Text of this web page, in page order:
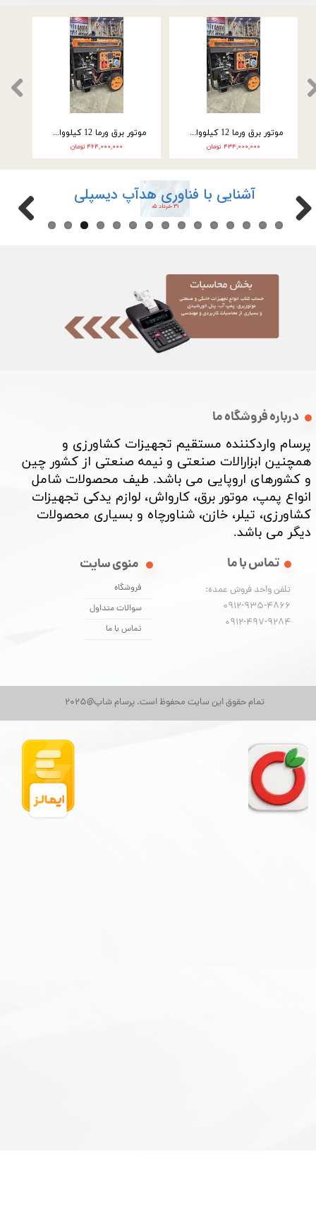
★★★
موتور برق ورما 12 کیلووات سه گانه سوز سه فاز VM28000E3-2F
۴۶۴,۰۰۰,۰۰۰ تومان
موتور برق ورما 12 کیلووات سه گانه سوز VM28000E3
۴۳۴,۰۰۰,۰۰۰ تومان
آشنایی با فناوری هدآپ دیسپلی
۳۱ خرداد ۰۵
تمام حقوق این سایت محفوظ است. پرسام شاپ@2025
درباره فروشگاه ما
پرسام واردکننده مستقیم تجهیزات کشاورزی و
همچنین ابزارالات صنعتی و نیمه صنعتی از کشور چین
و کشورهای اروپایی می باشد. طیف محصولات شامل
انواع پمپ، موتور برق، کارواش، لوازم یدکی تجهیزات
کشاورزی، تیلر، خازن، شناورچاه و بسیاری محصولات
دیگر می باشد. ​​​​​​​
منوی سایت
فروشگاه
سوالات متداول
تماس با ما
تماس با ما
تلفن واحد فروش عمده:
0912-935-4866
​​​​​​​0912-497-9284